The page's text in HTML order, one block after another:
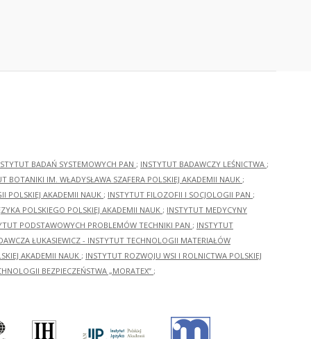
BADAŃ SYSTEMOWYCH PAN ; INSTYTUT BADAWCZY LEŚNICTWA ;
BOTANIKI IM. WŁADYSŁAWA SZAFERA POLSKIEJ AKADEMII NAUK ;
POLSKIEJ AKADEMII NAUK ; INSTYTUT FILOZOFII I SOCJOLOGII PAN ;
POLSKIEGO POLSKIEJ AKADEMII NAUK ; INSTYTUT MEDYCYNY
PODSTAWOWYCH PROBLEMÓW TECHNIKI PAN ; INSTYTUT
ŁUKASIEWICZ - INSTYTUT TECHNOLOGII MATERIAŁÓW
AKADEMII NAUK ; INSTYTUT ROZWOJU WSI I ROLNICTWA POLSKIEJ
BEZPIECZEŃSTWA „MORATEX” ;